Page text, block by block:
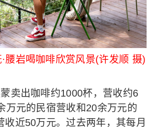
腰岩喝咖啡欣赏风景(许发顺 摄)
出咖啡约1000杯，营收约6
万元的民宿营收和20余万元的
收近50万元。过去两年，其每月